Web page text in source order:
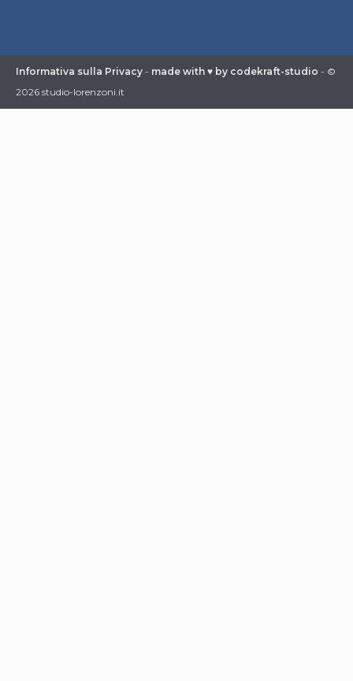
Informativa sulla Privacy - made with ♥ by codekraft-studio - ©
2026 studio-lorenzoni.it